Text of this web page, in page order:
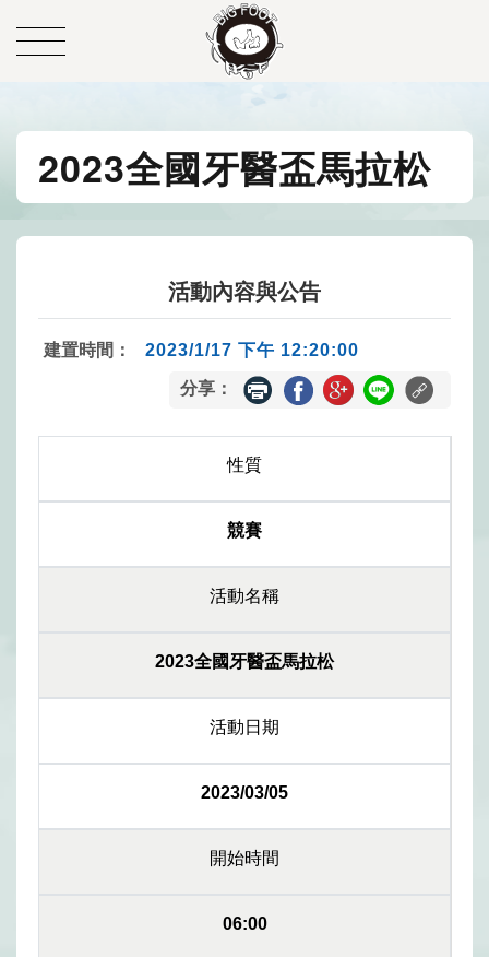
2023全國牙醫盃馬拉松
活動內容與公告
建置時間： 2023/1/17 下午 12:20:00
分享：
性質
競賽
活動名稱
2023全國牙醫盃馬拉松
活動日期
2023/03/05
開始時間
06:00